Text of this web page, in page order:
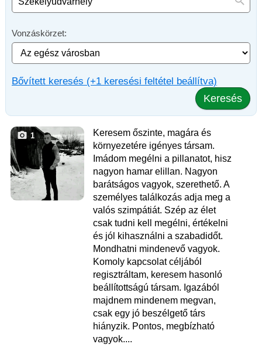
Vonzáskörzet:
Bővített keresés (+1 keresési feltétel beállítva)
Keresés
1
Keresem őszinte, magára és
környezetére igényes társam.
Imádom megélni a pillanatot, hisz
nagyon hamar elillan. Nagyon
barátságos vagyok, szerethető. A
személyes találkozás adja meg a
valós szimpátiát. Szép az élet
csak tudni kell megélni, értékelni
és jól kihasználni a szabadidőt.
Mondhatni mindenevő vagyok.
Komoly kapcsolat céljából
regisztráltam, keresem hasonló
beállítottságú társam. Igazából
majdnem mindenem megvan,
csak egy jó beszélgető társ
hiányzik. Pontos, megbízható
vagyok....